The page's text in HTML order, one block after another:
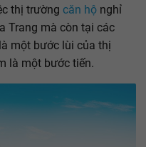
thị trường căn hộ nghỉ
Trang mà còn tại các
một bước lùi của thị
là một bước tiến.